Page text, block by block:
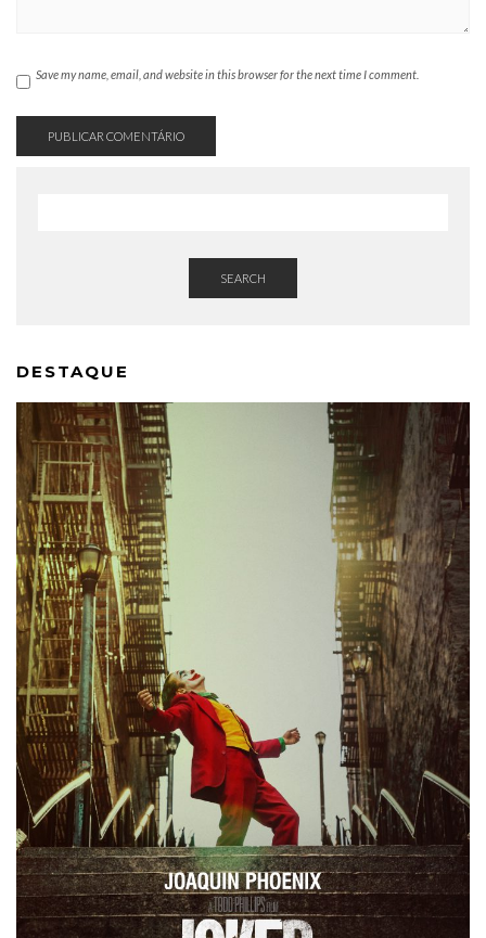
Save my name, email, and website in this browser for the next time I comment.
SEARCH
DESTAQUE